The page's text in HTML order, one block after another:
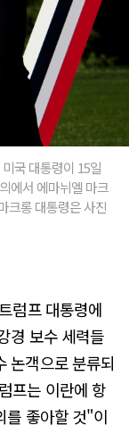
국 대통령이 15일
에서 에마뉘엘 마크
크롱 대통령은 사진
럼프 대통령에
경 보수 세력들
논객으로 분류되
프는 이란에 항
를 좋아할 것"이